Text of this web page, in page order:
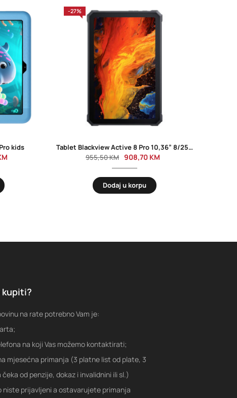
kids
-27%
Tablet Blackview Active 8 Pro 10,36” 8/256 LTE
955,50KM 908,70 KM
Dodaj u korpu
kupiti?
na rate potrebno Vam je:
na koji Vas možemo kontaktirati;
mjesećna primanja (3 platne list od plate, 3
od penzije, dokaz i invalidnini ili sl.)
niste prijavljeni a ostavarujete primanja